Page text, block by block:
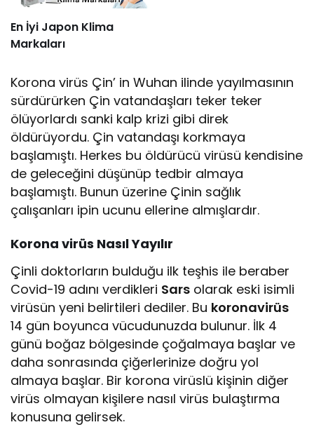
En İyi Japon Klima
Markaları
Korona virüs Çin’ in Wuhan ilinde yayılmasının
sürdürürken Çin vatandaşları teker teker
ölüyorlardı sanki kalp krizi gibi direk
öldürüyordu. Çin vatandaşı korkmaya
başlamıştı. Herkes bu öldürücü virüsü kendisine
de geleceğini düşünüp tedbir almaya
başlamıştı. Bunun üzerine Çinin sağlık
çalışanları ipin ucunu ellerine almışlardır.
Korona virüs Nasıl Yayılır
Çinli doktorların bulduğu ilk teşhis ile beraber
Covid-19 adını verdikleri Sars olarak eski isimli
virüsün yeni belirtileri dediler. Bu koronavirüs
14 gün boyunca vücudunuzda bulunur. İlk 4
günü boğaz bölgesinde çoğalmaya başlar ve
daha sonrasında çiğerlerinize doğru yol
almaya başlar. Bir korona virüslü kişinin diğer
virüs olmayan kişilere nasıl virüs bulaştırma
konusuna gelirsek.